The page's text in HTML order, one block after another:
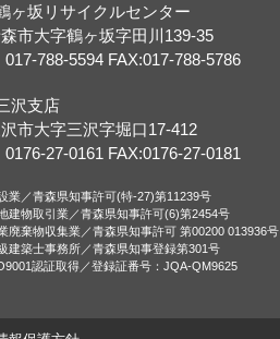
ヶ坂リサイクルセンター
市大字鶴ヶ坂字田川139-35
788-5594 FAX:017-788-5786
沢支店
市大字三沢字堀口17-412
27-0161 FAX:0176-27-0181
業／青森県知事許可(特-27)第11239号
建物取引業／青森県知事許可(6)第2454号
廃棄物収集業／青森県知事許可 第00200 013936号
建築士事務所／青森県知事登録第301号
認証取得／登録証番号：JQA-QM9625